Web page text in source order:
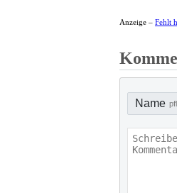
Anzeige – Fehlt
Name